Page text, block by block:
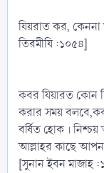
যিয়রাত কর,
তিরমীযি :১০৫৪]
কবর যিয়ারত কোন
করার সময়
বর্ষিত হোক ।
আল্লাহর কাছে
[সুনান ইবন মাজাহ